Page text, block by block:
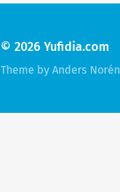
© 2026 Yufidia.com
Theme by Anders Norén